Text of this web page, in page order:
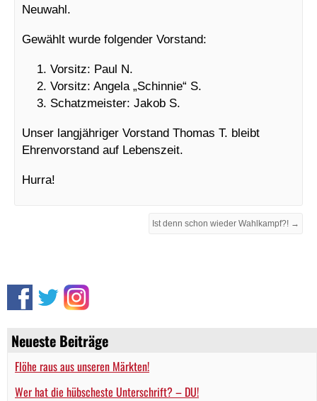
Neueste Beiträge
Flöhe raus aus unseren Märkten!
Wer hat die hübscheste Unterschrift? – DU!
Neuwahl.
Gewählt wurde folgender Vorstand:
Vorsitz: Paul N.
Vorsitz: Angela „Schinnie“ S.
Schatzmeister: Jakob S.
Unser langjähriger Vorstand Thomas T. bleibt
Ehrenvorstand auf Lebenszeit.
Hurra!
Ist denn schon wieder Wahlkampf?! →